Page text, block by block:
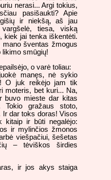
nerasi... Argi tokius,
pasišaukti? Apie
ir niekšą, aš jau
tiesa, viską
kiek jai tenka iškentėti.
šventas žmogus
likimo smūgių!
o varė toliau:
manęs, nė sykio
O juk reikėjo jam tik
moteris, bet kuri... Na,
buvo mieste dar kitas
Tokio gražaus stoto,
Ir dar toks doras! Visos
kitaip ir būti negalėjo:
ir mylinčios žmonos
viešpačiui, šešetas
– tėviškos širdies
ir jos akys staiga